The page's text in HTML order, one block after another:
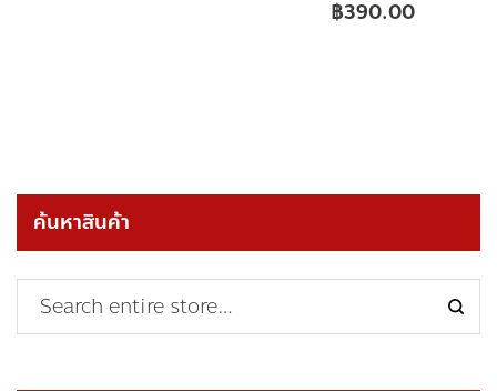
฿390.00
ค้นหาสินค้า